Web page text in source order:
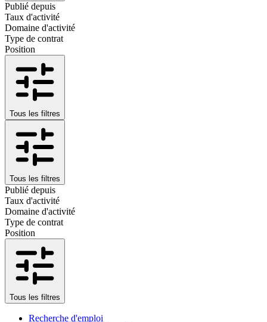
Publié depuis
Taux d'activité
Domaine d'activité
Type de contrat
Position
Tous les filtres
Tous les filtres
Publié depuis
Taux d'activité
Domaine d'activité
Type de contrat
Position
Tous les filtres
Recherche d'emploi